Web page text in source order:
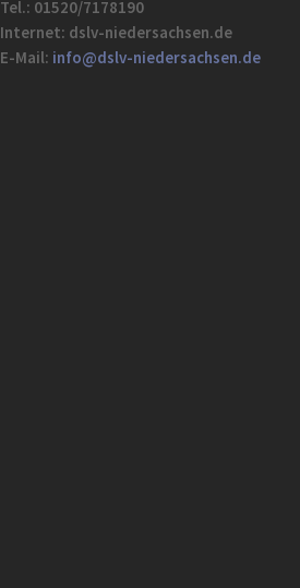
Tel.: 01520/7178190
Internet: dslv-niedersachsen.de
E-Mail: info@dslv-niedersachsen.de